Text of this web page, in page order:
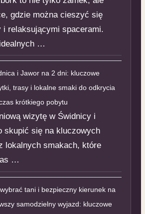
gdzie można cieszyć się
i relaksującymi spacerami.
…
i Jawor na 2 dni: kluczowe
trasy i lokalne smaki do odkrycia
krótkiego pobytu
wizytę w Świdnicy i
skupić się na kluczowych
lokalnych smakach, które
…
tani i bezpieczny kierunek na
samodzielny wyjazd: kluczowe